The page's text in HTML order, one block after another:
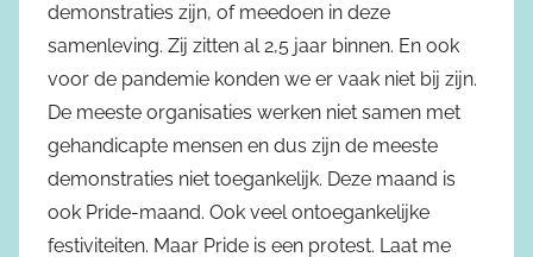
demonstraties zijn, of meedoen in deze
samenleving. Zij zitten al 2,5 jaar binnen. En ook
voor de pandemie konden we er vaak niet bij zijn.
De meeste organisaties werken niet samen met
gehandicapte mensen en dus zijn de meeste
demonstraties niet toegankelijk. Deze maand is
ook Pride-maand. Ook veel ontoegankelijke
festiviteiten. Maar Pride is een protest. Laat me